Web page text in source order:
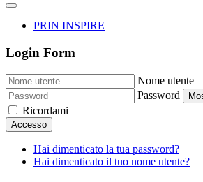
PRIN INSPIRE
Login Form
Nome utente
Password
Ricordami
Accesso
Hai dimenticato la tua password?
Hai dimenticato il tuo nome utente?